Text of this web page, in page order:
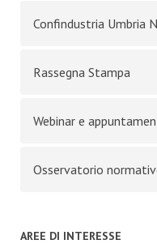
Confindustria Umbria
Rassegna Stampa
Webinar e
Osservatorio
AREE DI INTERESSE